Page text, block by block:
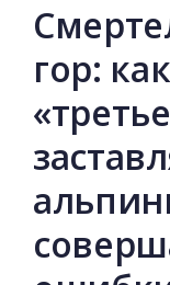
гор: